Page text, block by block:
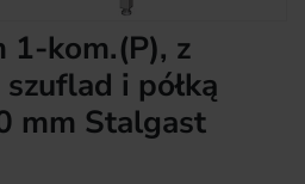
1-kom.(P), z
i półką
mm Stalgast